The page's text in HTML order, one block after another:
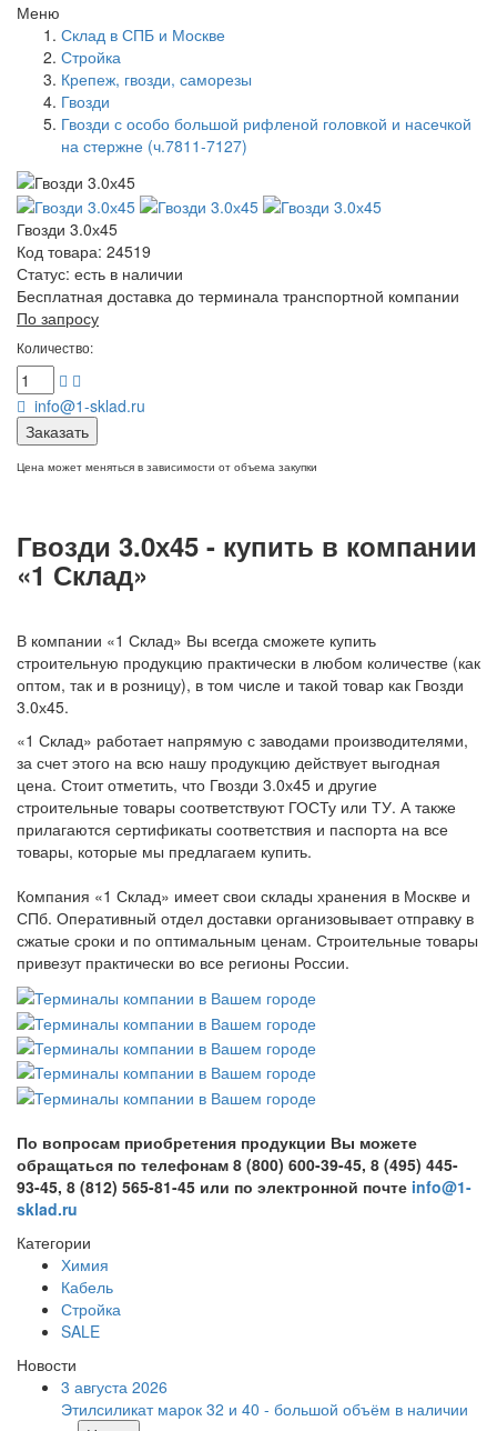
Меню
Склад в СПБ и Москве
Стройка
Крепеж, гвозди, саморезы
Гвозди
Гвозди с особо большой рифленой головкой и насечкой
на стержне (ч.7811-7127)
Гвозди 3.0х45
Код товара: 24519
Статус: есть в наличии
Бесплатная доставка до терминала транспортной компании
По запросу
Количество:
info@1-sklad.ru
Заказать
Цена может меняться в зависимости от объема закупки
Гвозди 3.0х45 - купить в компании
«1 Склад»
В компании «1 Склад» Вы всегда сможете купить
строительную продукцию практически в любом количестве (как
оптом, так и в розницу), в том числе и такой товар как Гвозди
3.0х45.
«1 Склад» работает напрямую с заводами производителями,
за счет этого на всю нашу продукцию действует выгодная
цена. Стоит отметить, что Гвозди 3.0х45 и другие
строительные товары соответствуют ГОСТу или ТУ. А также
прилагаются сертификаты соответствия и паспорта на все
товары, которые мы предлагаем купить.
Компания «1 Склад» имеет свои склады хранения в Москве и
СПб. Оперативный отдел доставки организовывает отправку в
сжатые сроки и по оптимальным ценам. Строительные товары
привезут практически во все регионы России.
По вопросам приобретения продукции Вы можете
обращаться по телефонам 8 (800) 600-39-45, 8 (495) 445-
93-45, 8 (812) 565-81-45 или по электронной почте info@1-
sklad.ru
Категории
Химия
Кабель
Стройка
SALE
Новости
3 августа 2026
Этилсиликат марок 32 и 40 - большой объём в наличии